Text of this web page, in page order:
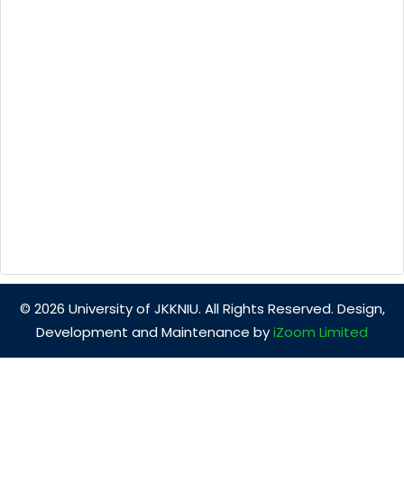
© 2026 University of JKKNIU. All Rights Reserved. Design,
Development and Maintenance byiZoom Limited